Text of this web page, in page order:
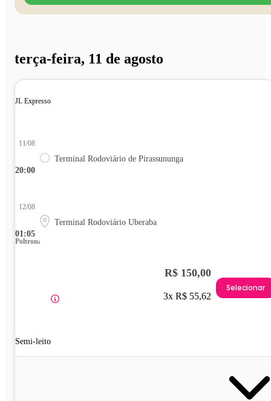
terça-feira, 11 de agosto
JL Expresso
20:00
11/08
Terminal Rodoviário de Pirassununga
01:05
12/08
Terminal Rodoviário Uberaba
Poltrona
Semi-leito
R$ 150,00
3x R$ 55,62
Selecionar